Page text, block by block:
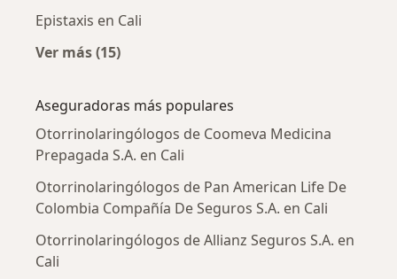
Epistaxis en Cali
Ver más (15)
Aseguradoras más populares
Otorrinolaringólogos de Coomeva Medicina
Prepagada S.A. en Cali
Otorrinolaringólogos de Pan American Life De
Colombia Compañía De Seguros S.A. en Cali
Otorrinolaringólogos de Allianz Seguros S.A. en
Cali